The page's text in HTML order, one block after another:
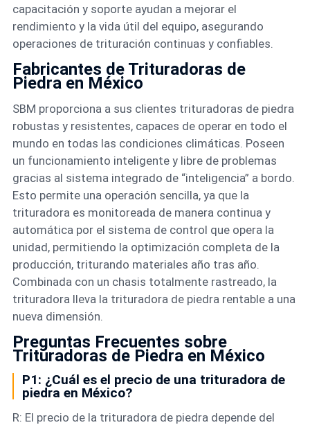
capacitación y soporte ayudan a mejorar el
rendimiento y la vida útil del equipo, asegurando
operaciones de trituración continuas y confiables.
Fabricantes de Trituradoras de
Piedra en México
SBM proporciona a sus clientes trituradoras de piedra
robustas y resistentes, capaces de operar en todo el
mundo en todas las condiciones climáticas. Poseen
un funcionamiento inteligente y libre de problemas
gracias al sistema integrado de “inteligencia” a bordo.
Esto permite una operación sencilla, ya que la
trituradora es monitoreada de manera continua y
automática por el sistema de control que opera la
unidad, permitiendo la optimización completa de la
producción, triturando materiales año tras año.
Combinada con un chasis totalmente rastreado, la
trituradora lleva la trituradora de piedra rentable a una
nueva dimensión.
Preguntas Frecuentes sobre
Trituradoras de Piedra en México
P1: ¿Cuál es el precio de una trituradora de
piedra en México?
R: El precio de la trituradora de piedra depende del